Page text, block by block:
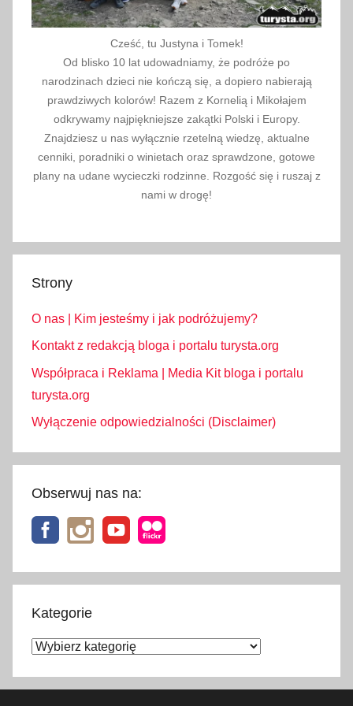
Cześć, tu Justyna i Tomek!
Od blisko 10 lat udowadniamy, że podróże po
narodzinach dzieci nie kończą się, a dopiero nabierają
prawdziwych kolorów! Razem z Kornelią i Mikołajem
odkrywamy najpiękniejsze zakątki Polski i Europy.
Znajdziesz u nas wyłącznie rzetelną wiedzę, aktualne
cenniki, poradniki o winietach oraz sprawdzone, gotowe
plany na udane wycieczki rodzinne. Rozgość się i ruszaj z
nami w drogę!
Strony
O nas | Kim jesteśmy i jak podróżujemy?
Kontakt z redakcją bloga i portalu turysta.org
Współpraca i Reklama | Media Kit bloga i portalu
turysta.org
Wyłączenie odpowiedzialności (Disclaimer)
Obserwuj nas na:
Kategorie
Kategorie